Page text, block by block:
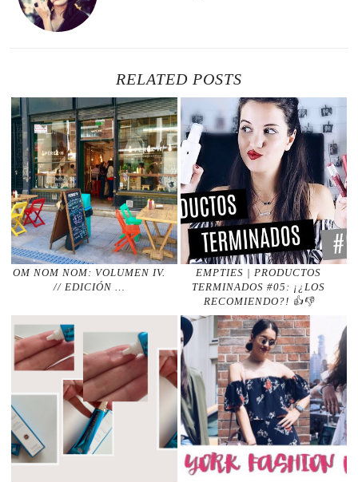
RELATED POSTS
OM NOM NOM: VOLUMEN IV.
// EDICIÓN …
EMPTIES | PRODUCTOS
TERMINADOS #05: ¡¿LOS
RECOMIENDO?! 👍👎